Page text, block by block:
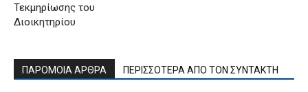
Τεκμηρίωσης του
Διοικητηρίου
ΠΑΡΟΜΟΙΑ ΑΡΘΡΑ ΠΕΡΙΣΣΟΤΕΡΑ ΑΠΟ ΤΟΝ ΣΥΝΤΑΚΤΗ